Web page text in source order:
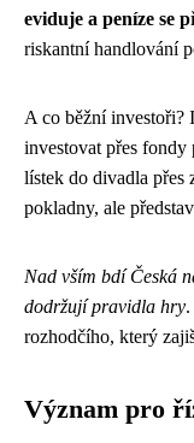
eviduje a peníze se
riskantní handlování
A co běžní investoři?
investovat přes
lístek do divadla přes
pokladny, ale
Nad vším bdí Česká
dodržují pravidla hry
rozhodčího, který
Význam pro